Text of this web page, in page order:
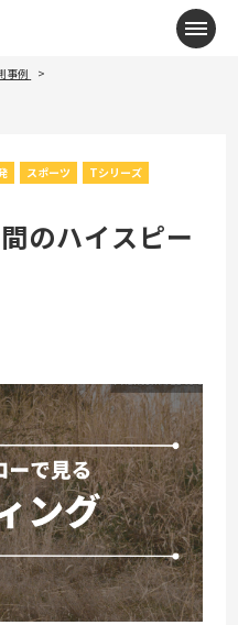
メニ
事例
スポーツ Tシリーズ
のハイスピー